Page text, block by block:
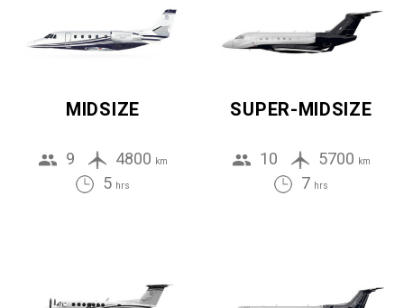
MIDSIZE
9 4800 km
5 hrs
SUPER-MIDSIZE
10 5700 km
7 hrs